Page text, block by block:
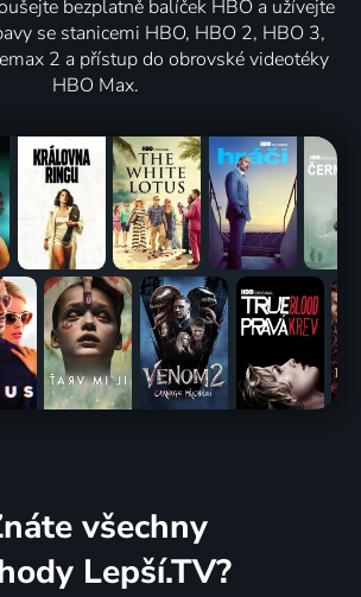
bezplatně balíček HBO a užívejte
se stanicemi HBO, HBO 2, HBO 3,
2 a přístup do obrovské videotéky
HBO Max.
všechny
Lepší.TV?